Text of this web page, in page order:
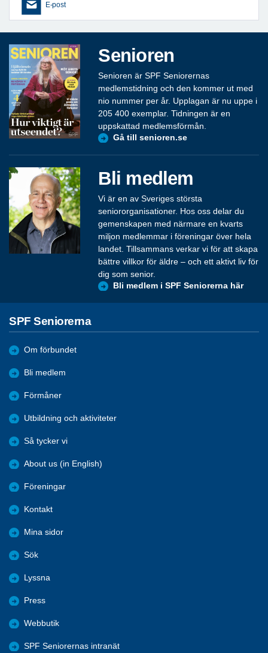
E-post
Senioren
Senioren är SPF Seniorernas
medlemstidning och den kommer ut med
nio nummer per år. Upplagan är nu uppe i
205 400 exemplar. Tidningen är en
uppskattad medlemsförmån.
Gå till senioren.se
Bli medlem
Vi är en av Sveriges största
seniororganisationer. Hos oss delar du
gemenskapen med närmare en kvarts
miljon medlemmar i föreningar över hela
landet. Tillsammans verkar vi för att skapa
bättre villkor för äldre – och ett aktivt liv för
dig som senior.
Bli medlem i SPF Seniorerna här
SPF Seniorerna
Om förbundet
Bli medlem
Förmåner
Utbildning och aktiviteter
Så tycker vi
About us (in English)
Föreningar
Kontakt
Mina sidor
Sök
Lyssna
Press
Webbutik
SPF Seniorernas intranät